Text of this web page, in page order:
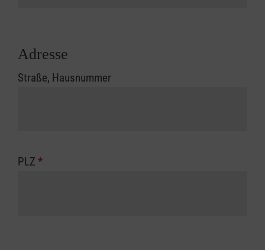
Adresse
Straße, Hausnummer
PLZ *